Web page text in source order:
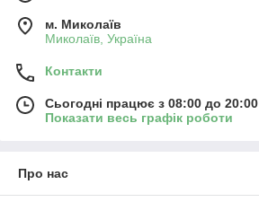
м. Миколаїв
Миколаїв, Україна
Контакти
Сьогодні працює з 08:00 до 20:00
Показати весь графік роботи
Про нас